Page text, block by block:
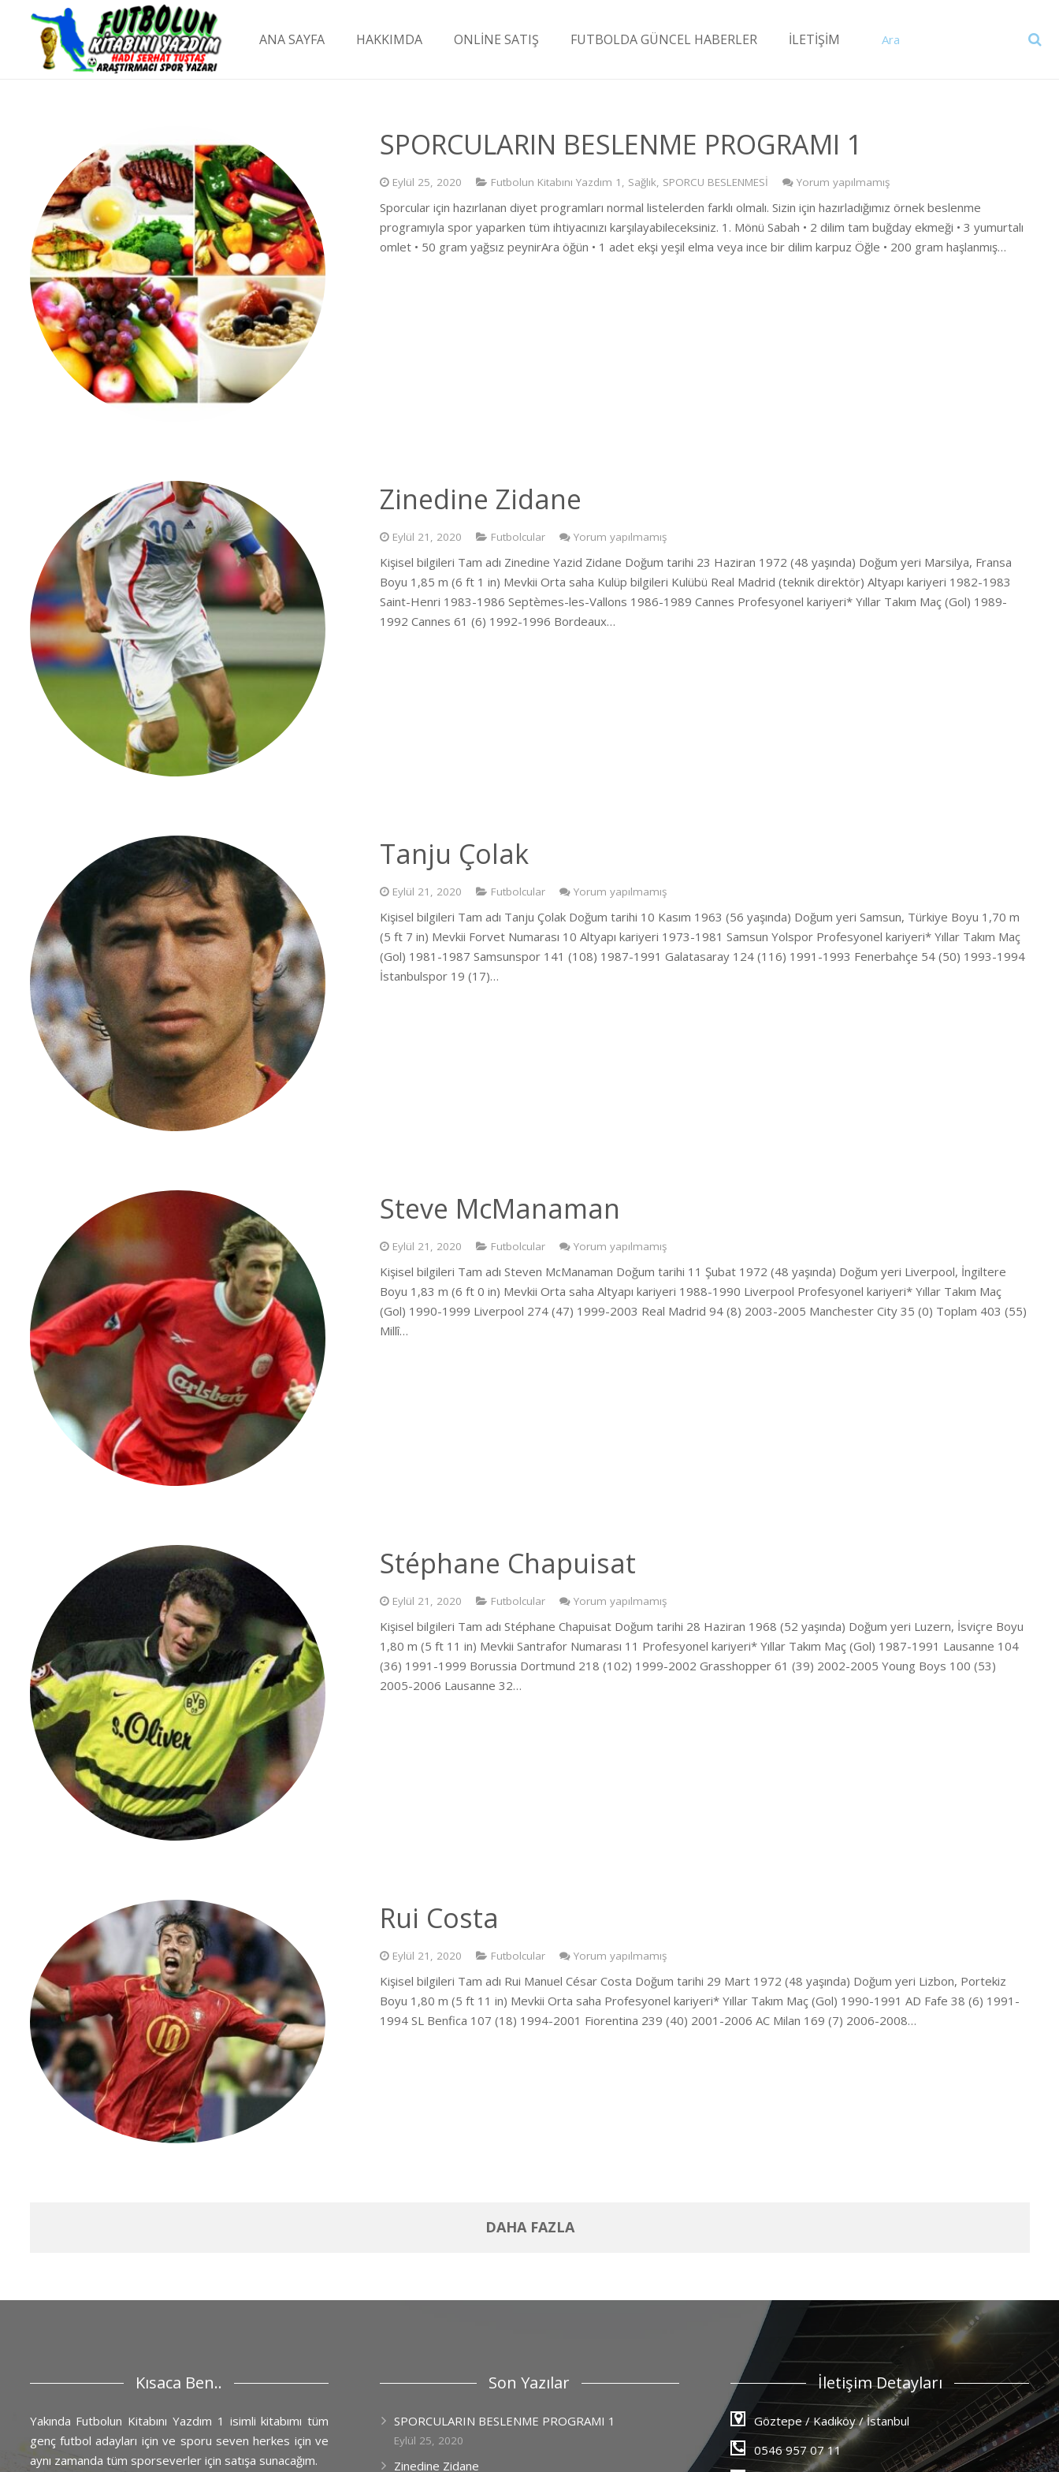
ANA SAYFA HAKKIMDA ONLİNE SATIŞ FUTBOLDA GÜNCEL HABERLER İLETİŞİM
SPORCULARIN BESLENME PROGRAMI 1
Eylül 25, 2020 Futbolun Kitabını Yazdım 1 , Sağlık, SPORCU BESLENMESİ Yorum yapılmamış
Sporcular için hazırlanan diyet programları normal listelerden farklı olmalı. Sizin için hazırladığımız örnek beslenme
programıyla spor yaparken tüm ihtiyacınızı karşılayabileceksiniz. 1. Mönü Sabah • 2 dilim tam buğday ekmeği • 3 yumurtalı
omlet • 50 gram yağsız peynirAra öğün • 1 adet ekşi yeşil elma veya ince bir dilim karpuz Öğle • 200 gram haşlanmış…
Zinedine Zidane
Eylül 21, 2020 Futbolcular Yorum yapılmamış
Kişisel bilgileri Tam adı Zinedine Yazid Zidane Doğum tarihi 23 Haziran 1972 (48 yaşında) Doğum yeri Marsilya, Fransa
Boyu 1,85 m (6 ft 1 in) Mevkii Orta saha Kulüp bilgileri Kulübü Real Madrid (teknik direktör) Altyapı kariyeri 1982-1983
Saint-Henri 1983-1986 Septèmes-les-Vallons 1986-1989 Cannes Profesyonel kariyeri* Yıllar Takım Maç (Gol) 1989-
1992 Cannes 61 (6) 1992-1996 Bordeaux…
Tanju Çolak
Eylül 21, 2020 Futbolcular Yorum yapılmamış
Kişisel bilgileri Tam adı Tanju Çolak Doğum tarihi 10 Kasım 1963 (56 yaşında) Doğum yeri Samsun, Türkiye Boyu 1,70 m
(5 ft 7 in) Mevkii Forvet Numarası 10 Altyapı kariyeri 1973-1981 Samsun Yolspor Profesyonel kariyeri* Yıllar Takım Maç
(Gol) 1981-1987 Samsunspor 141 (108) 1987-1991 Galatasaray 124 (116) 1991-1993 Fenerbahçe 54 (50) 1993-1994
İstanbulspor 19 (17)…
Steve McManaman
Eylül 21, 2020 Futbolcular Yorum yapılmamış
Kişisel bilgileri Tam adı Steven McManaman Doğum tarihi 11 Şubat 1972 (48 yaşında) Doğum yeri Liverpool, İngiltere
Boyu 1,83 m (6 ft 0 in) Mevkii Orta saha Altyapı kariyeri 1988-1990 Liverpool Profesyonel kariyeri* Yıllar Takım Maç
(Gol) 1990-1999 Liverpool 274 (47) 1999-2003 Real Madrid 94 (8) 2003-2005 Manchester City 35 (0) Toplam 403 (55)
Millî…
Stéphane Chapuisat
Eylül 21, 2020 Futbolcular Yorum yapılmamış
Kişisel bilgileri Tam adı Stéphane Chapuisat Doğum tarihi 28 Haziran 1968 (52 yaşında) Doğum yeri Luzern, İsviçre Boyu
1,80 m (5 ft 11 in) Mevkii Santrafor Numarası 11 Profesyonel kariyeri* Yıllar Takım Maç (Gol) 1987-1991 Lausanne 104
(36) 1991-1999 Borussia Dortmund 218 (102) 1999-2002 Grasshopper 61 (39) 2002-2005 Young Boys 100 (53)
2005-2006 Lausanne 32…
Rui Costa
Eylül 21, 2020 Futbolcular Yorum yapılmamış
Kişisel bilgileri Tam adı Rui Manuel César Costa Doğum tarihi 29 Mart 1972 (48 yaşında) Doğum yeri Lizbon, Portekiz
Boyu 1,80 m (5 ft 11 in) Mevkii Orta saha Profesyonel kariyeri* Yıllar Takım Maç (Gol) 1990-1991 AD Fafe 38 (6) 1991-
1994 SL Benfica 107 (18) 1994-2001 Fiorentina 239 (40) 2001-2006 AC Milan 169 (7) 2006-2008…
DAHA FAZLA
Kısaca Ben..
Yakında Futbolun Kitabını Yazdım 1 isimli kitabımı tüm
genç futbol adayları için ve sporu seven herkes için ve
aynı zamanda tüm sporseverler için satışa sunacağım.
Son Yazılar
SPORCULARIN BESLENME PROGRAMI 1
Eylül 25, 2020
Zinedine Zidane
İletişim Detayları
Göztepe / Kadıköy / İstanbul
0546 957 07 11